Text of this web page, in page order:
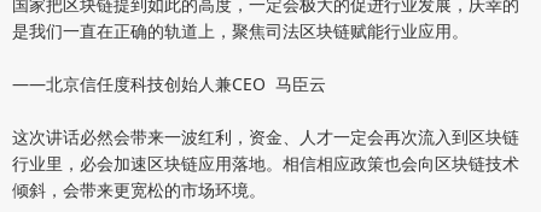
是我们一直在正确的轨道上，聚焦司法区块链赋能行业应用。
——北京信任度科技创始人兼CEO 马臣云
这次讲话必然会带来一波红利，资金、人才一定会再次流入到区块链
行业里，必会加速区块链应用落地。相信相应政策也会向区块链技术
倾斜，会带来更宽松的市场环境。